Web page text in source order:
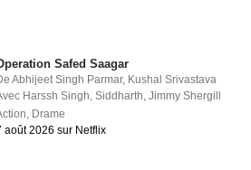
Safed Saagar
Abhijeet Singh Parmar, Kushal Srivastava
Harssh Singh,Siddharth,Jimmy Shergill
, Drame
août 2026 sur Netflix